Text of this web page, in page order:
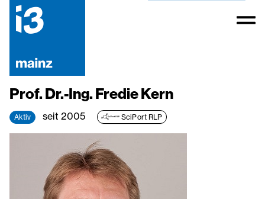
Prof. Dr.-Ing. Fredie Kern
Aktiv seit 2005 SciPort RLP